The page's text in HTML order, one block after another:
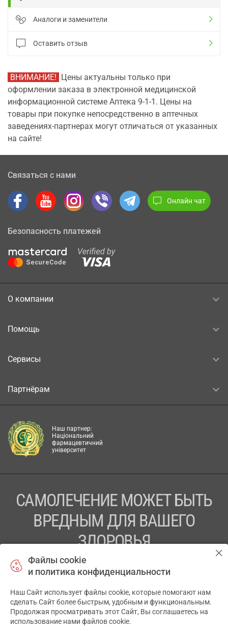
Аналоги и заменители
Оставить отзыв
ВНИМАНИЕ! Цены актуальны только при
оформлении заказа в электронной медицинской
информационной системе Аптека 9-1-1. Цены на
товары при покупке непосредственно в аптечных
заведениях-партнерах могут отличаться от указанных
на сайте!
Связаться с нами
Онлайн чат
Безопасность платежей
О компании
Помощь
Сервисы
Партнёрам
Наш партнер:
Національний
фармацевтичний
університет
САМОЛЕЧЕНИЕ МОЖЕТ БЫТЬ
ВРЕДНЫМ ДЛЯ ВАШЕГО
ЗДОРОВЬЯ
ПЕРЕД ПРИМЕНЕНИЕМ ПРЕПАРАТА
ПРОКОНСУЛЬТИРУЙТЕСЬ С ВРАЧОМ
ТОВ «АПТЕКА 911.ЮА» Код ЄДРПОУ 43631965.
Отказ от ответственности
Файлы cookie
и политика конфиденциальности
Наш Сайт использует файлы cookie, которые помогают нам
сделать Сайт более быстрым, удобным и функциональным.
Продолжая просматривать этот Сайт, Вы соглашаетесь на
использование нами файлов cookie.
✕